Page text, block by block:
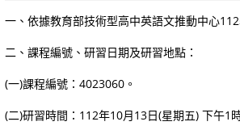
一、依據教育部技術型高中英語文推動中心
二、課程編號、研習日期及研習地點：
(一)課程編號：4023060。
(二)研習時間：112年10月13日(星期五) 下午1